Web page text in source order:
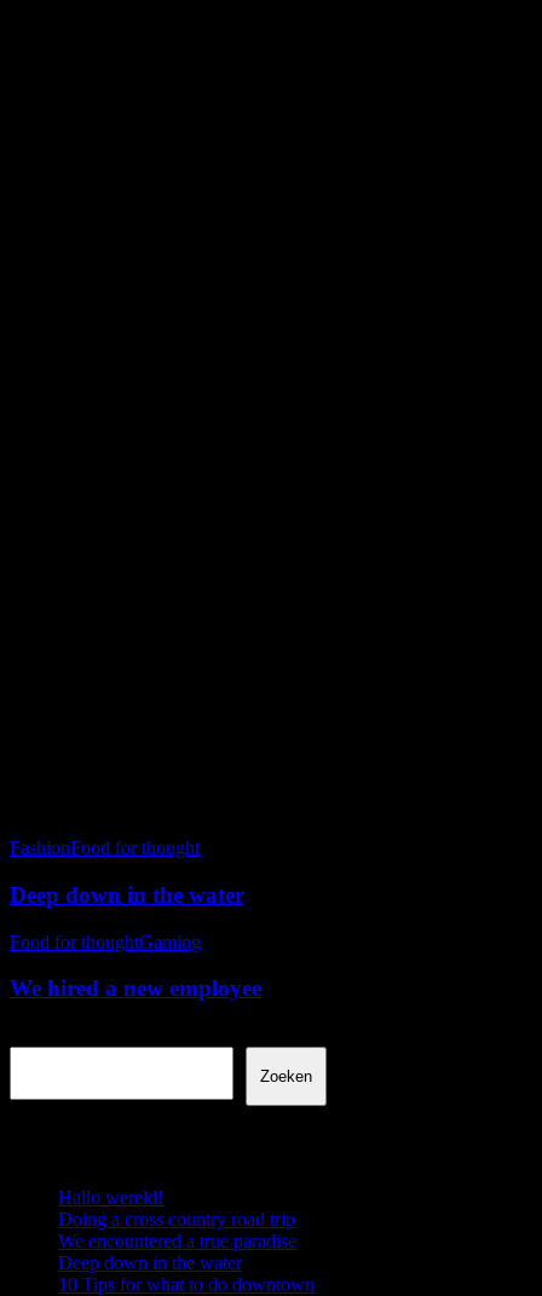
FashionFood for thought
Deep down in the water
We
a
Food for thoughtGaming
We hired a new employee
Zoeken
Hallo wereld!
Doing a cross country road trip
We encountered a true paradise
Deep down in the water
10 Tips for what to do downtown